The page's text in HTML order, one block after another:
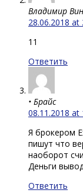
Владимир
28.06.2018 at
11
Ответить
• Брайс
08.11.2018 at
Я брокером
пишут что
наоборот
Деньги
Ответить